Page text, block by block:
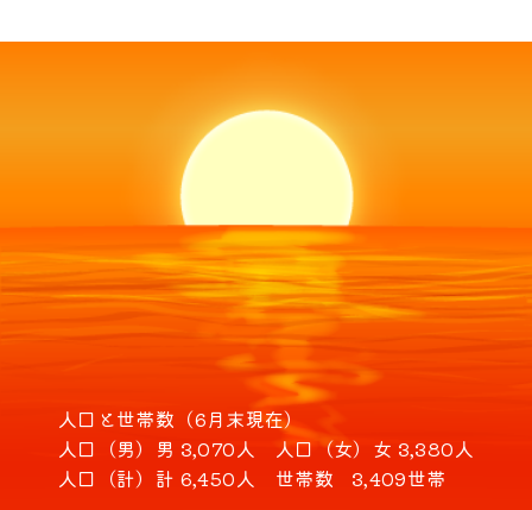
人口と世帯数（6月末現在）
人口（男） 男 3,070人 人口（女） 女 3,380人
人口（計） 計 6,450人 世帯数 3,409世帯